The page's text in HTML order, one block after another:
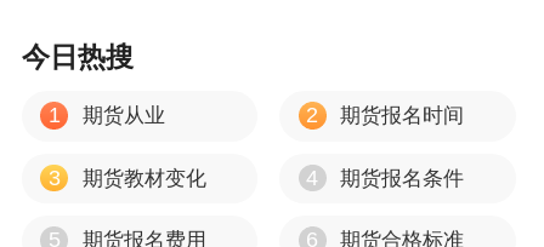
能把机制打通，让大家各司其职、发挥所长，总
体上看，大家配合的积极性非常高，业务融合也
母公司永安期货支持下，永安资本还对母公司营
业部人员建立奖励性的培训等学习活动体系，促
今日热搜
1 期货从业 2 期货报名时间
3 期货教材变化 4 期货报名条件
5 期货报名费用 6 期货合格标准